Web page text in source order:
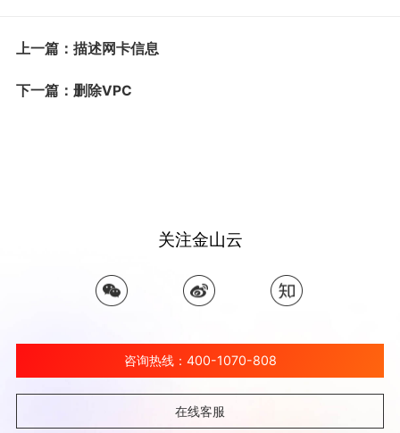
上一篇：描述网卡信息
下一篇：删除VPC
关注金山云
咨询热线：400-1070-808
在线客服